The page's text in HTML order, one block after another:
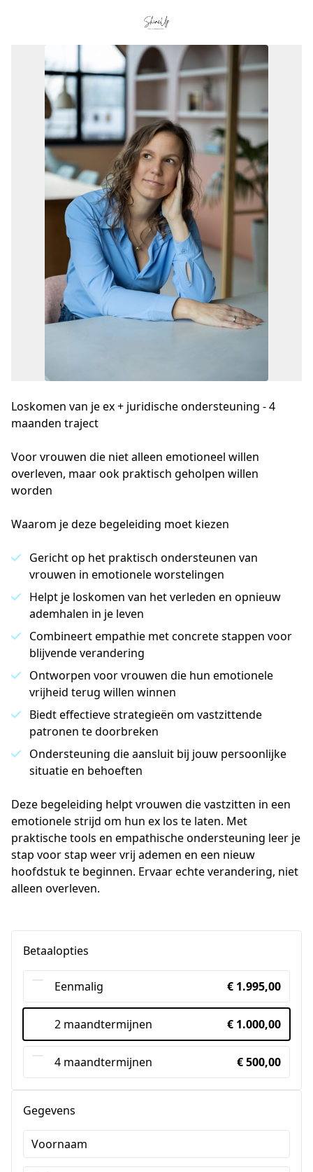
Loskomen van je ex + juridische ondersteuning - 4
maanden traject
Voor vrouwen die niet alleen emotioneel willen
overleven, maar ook praktisch geholpen willen
worden
Waarom je deze begeleiding moet kiezen
Gericht op het praktisch ondersteunen van
vrouwen in emotionele worstelingen
Helpt je loskomen van het verleden en opnieuw
ademhalen in je leven
Combineert empathie met concrete stappen voor
blijvende verandering
Ontworpen voor vrouwen die hun emotionele
vrijheid terug willen winnen
Biedt effectieve strategieën om vastzittende
patronen te doorbreken
Ondersteuning die aansluit bij jouw persoonlijke
situatie en behoeften
Deze begeleiding helpt vrouwen die vastzitten in een
emotionele strijd om hun ex los te laten. Met
praktische tools en empathische ondersteuning leer je
stap voor stap weer vrij ademen en een nieuw
hoofdstuk te beginnen. Ervaar echte verandering, niet
alleen overleven.
Betaalopties
Eenmalig € 1.995,00
2 maandtermijnen € 1.000,00
4 maandtermijnen € 500,00
Gegevens
Voornaam